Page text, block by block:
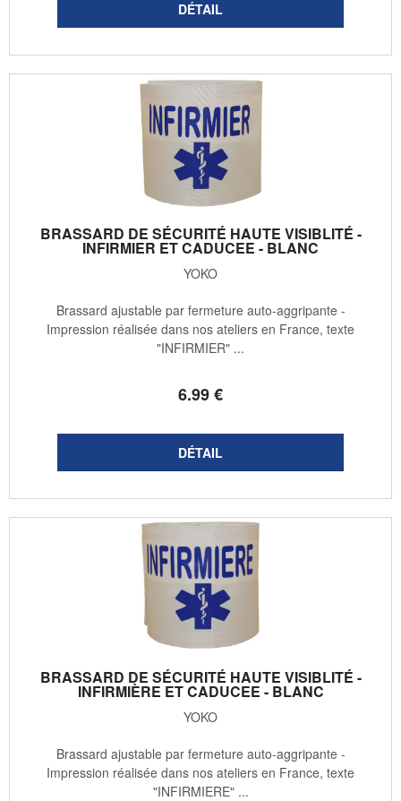
BRASSARD DE SÉCURITÉ HAUTE VISIBLITÉ -
INFIRMIER ET CADUCEE - BLANC
YOKO
6.99€
Brassard ajustable par fermeture auto-aggripante -
Impression réalisée dans nos ateliers en France, texte
"INFIRMIER" ...
BRASSARD DE SÉCURITÉ HAUTE VISIBLITÉ -
INFIRMIÈRE ET CADUCEE - BLANC
YOKO
Brassard ajustable par fermeture auto-aggripante -
Impression réalisée dans nos ateliers en France, texte
"INFIRMIERE" ...